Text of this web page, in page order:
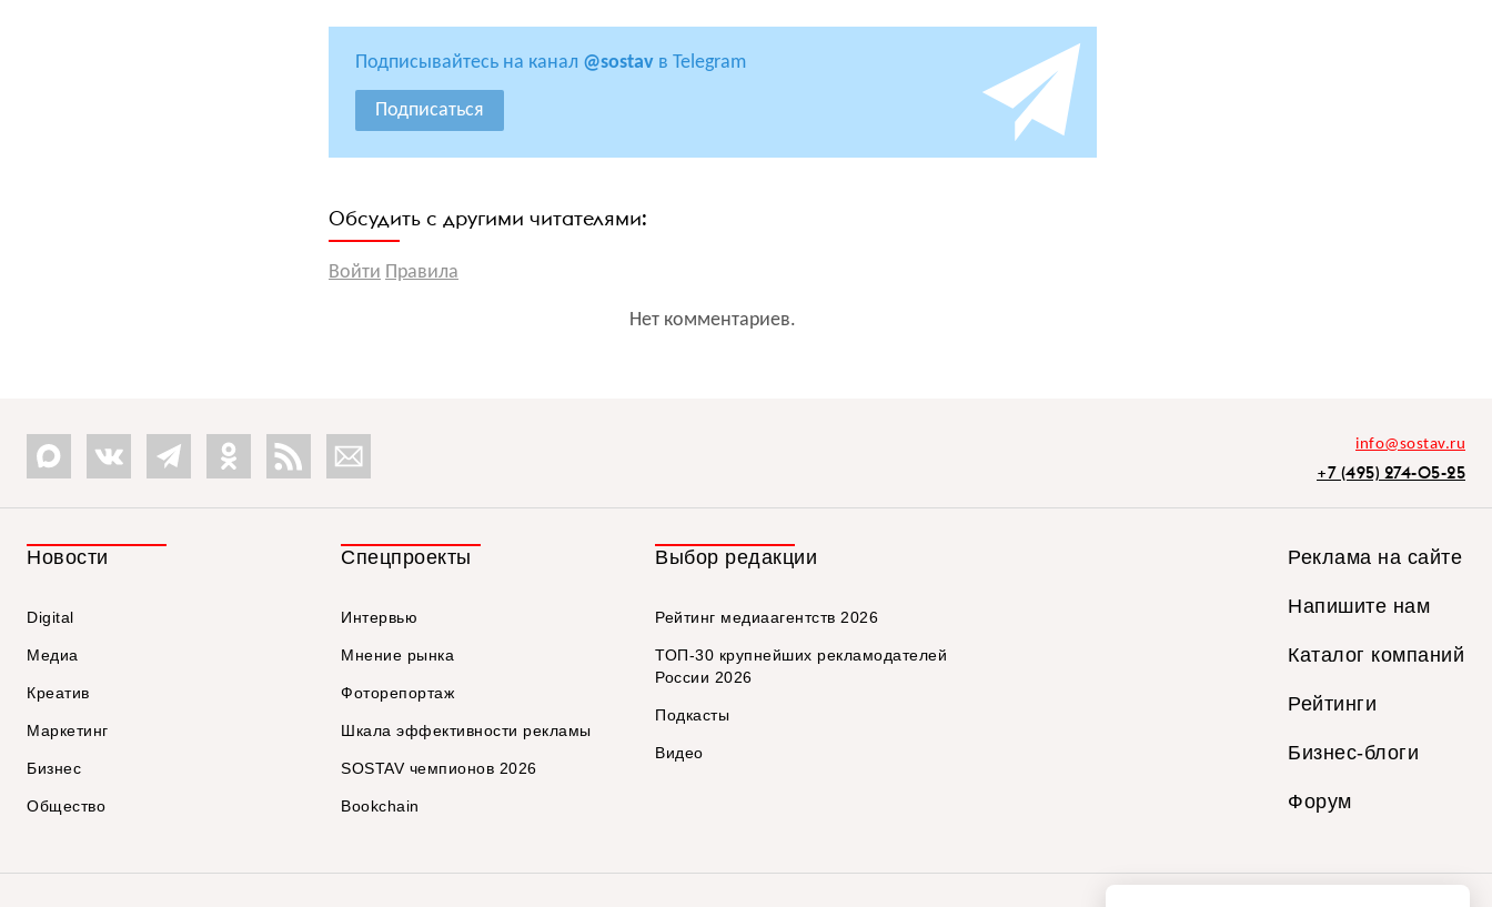
Подписывайтесь на канал @sostav в Telegram
Подписаться
Обсудить с другими читателями:
Войти Правила
Нет комментариев.
info@sostav.ru
+7 (495) 274-05-25
Новости
Digital
Медиа
Креатив
Маркетинг
Бизнес
Общество
Спецпроекты
Интервью
Мнение рынка
Фоторепортаж
Шкала эффективности рекламы
SOSTAV чемпионов 2026
Bookchain
Выбор редакции
Рейтинг медиаагентств 2026
ТОП-30 крупнейших рекламодателей
России 2026
Подкасты
Видео
Реклама на сайте
Напишите нам
Каталог компаний
Рейтинги
Бизнес-блоги
Форум